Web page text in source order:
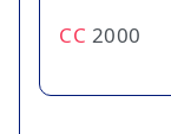
2000
CC